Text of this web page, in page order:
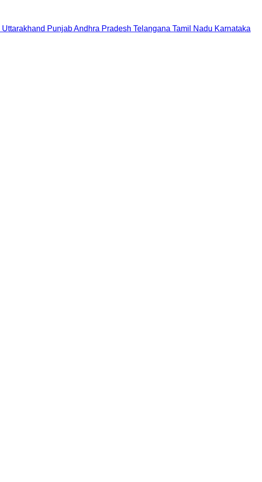
Uttarakhand PunjabAndhra Pradesh Telangana Tamil Nadu Karnataka